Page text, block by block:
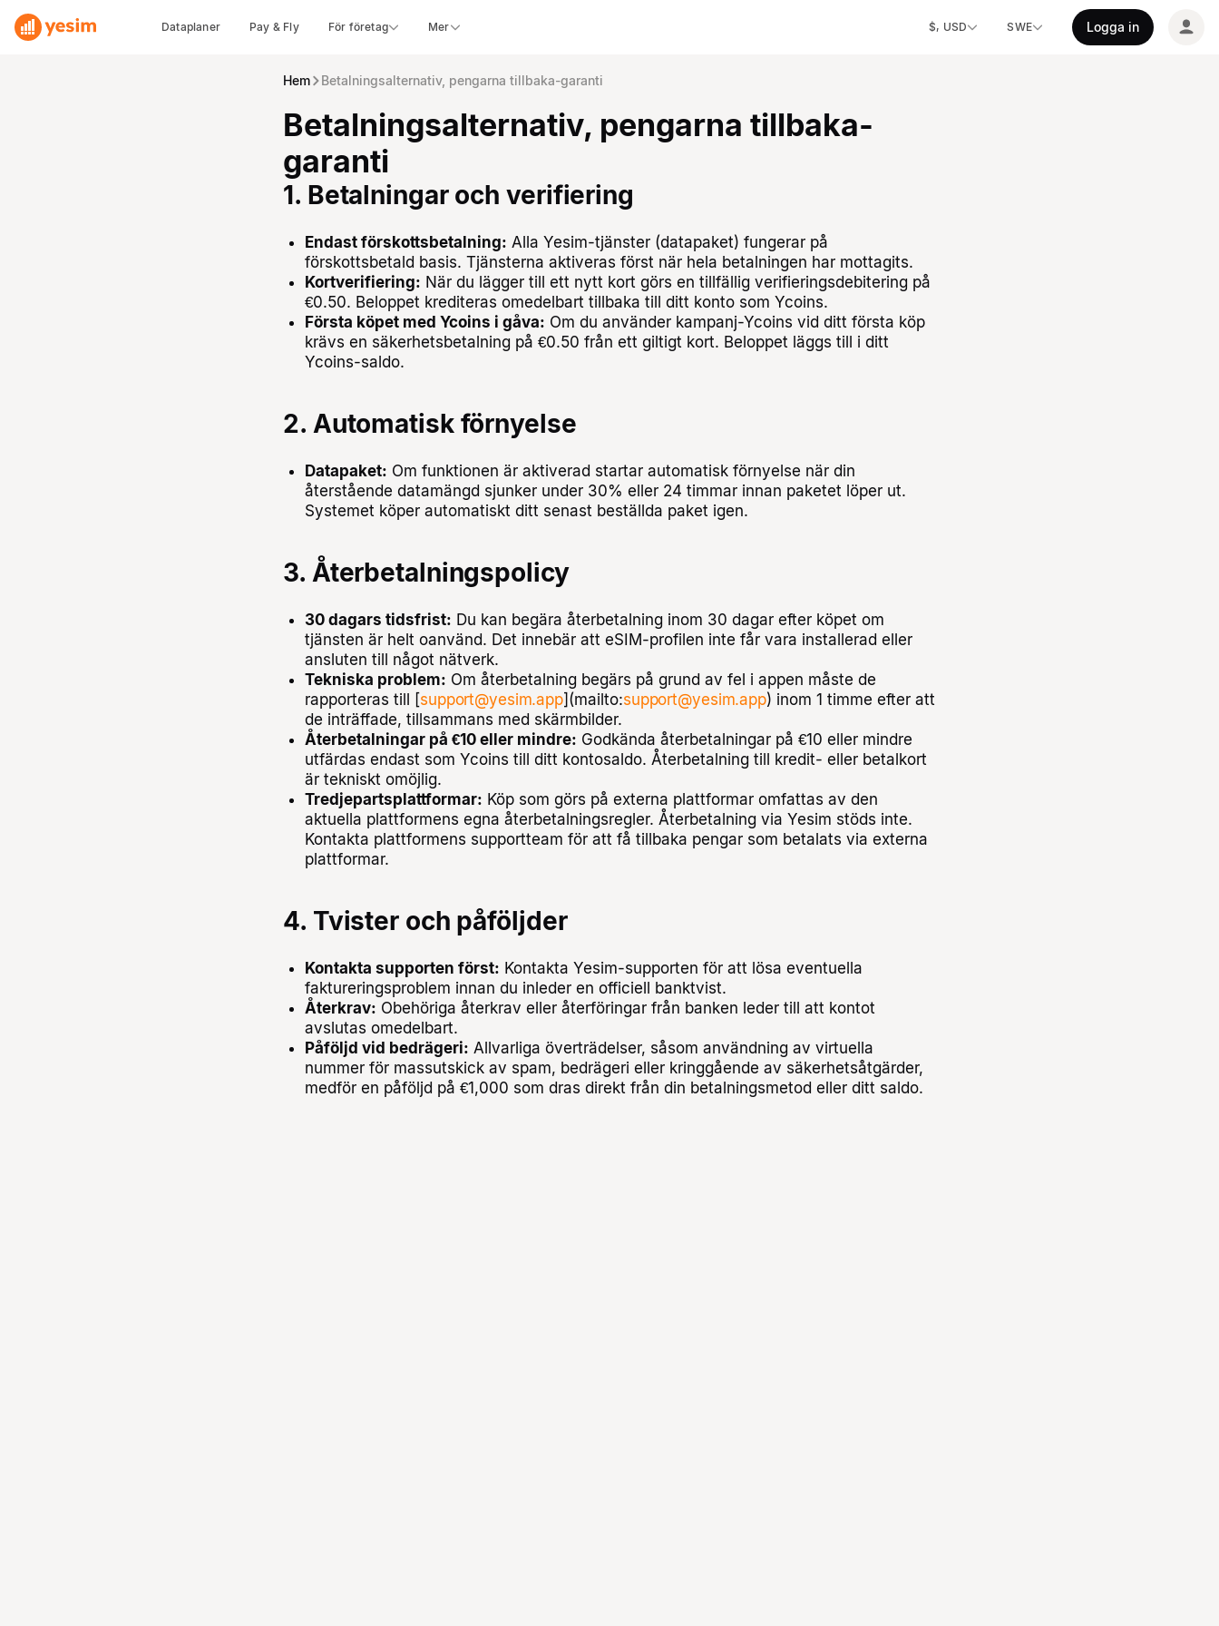
Dataplaner Pay & Fly För företag Mer $, USD SWE Logga in
Hem Betalningsalternativ, pengarna tillbaka-garanti
Betalningsalternativ, pengarna tillbaka-
garanti
1. Betalningar och verifiering
Endast förskottsbetalning: Alla Yesim-tjänster (datapaket) fungerar på
förskottsbetald basis. Tjänsterna aktiveras först när hela betalningen har mottagits.
Kortverifiering: När du lägger till ett nytt kort görs en tillfällig verifieringsdebitering på
€0.50. Beloppet krediteras omedelbart tillbaka till ditt konto som Ycoins.
Första köpet med Ycoins i gåva: Om du använder kampanj-Ycoins vid ditt första köp
krävs en säkerhetsbetalning på €0.50 från ett giltigt kort. Beloppet läggs till i ditt
Ycoins-saldo.
2. Automatisk förnyelse
Datapaket: Om funktionen är aktiverad startar automatisk förnyelse när din
återstående datamängd sjunker under 30% eller 24 timmar innan paketet löper ut.
Systemet köper automatiskt ditt senast beställda paket igen.
3. Återbetalningspolicy
30 dagars tidsfrist: Du kan begära återbetalning inom 30 dagar efter köpet om
tjänsten är helt oanvänd. Det innebär att eSIM-profilen inte får vara installerad eller
ansluten till något nätverk.
Tekniska problem: Om återbetalning begärs på grund av fel i appen måste de
rapporteras till [support@yesim.app](mailto:support@yesim.app) inom 1 timme efter att
de inträffade, tillsammans med skärmbilder.
Återbetalningar på €10 eller mindre: Godkända återbetalningar på €10 eller mindre
utfärdas endast som Ycoins till ditt kontosaldo. Återbetalning till kredit- eller betalkort
är tekniskt omöjlig.
Tredjepartsplattformar: Köp som görs på externa plattformar omfattas av den
aktuella plattformens egna återbetalningsregler. Återbetalning via Yesim stöds inte.
Kontakta plattformens supportteam för att få tillbaka pengar som betalats via externa
plattformar.
4. Tvister och påföljder
Kontakta supporten först: Kontakta Yesim-supporten för att lösa eventuella
faktureringsproblem innan du inleder en officiell banktvist.
Återkrav: Obehöriga återkrav eller återföringar från banken leder till att kontot
avslutas omedelbart.
Påföljd vid bedrägeri: Allvarliga överträdelser, såsom användning av virtuella
nummer för massutskick av spam, bedrägeri eller kringgående av säkerhetsåtgärder,
medför en påföljd på €1,000 som dras direkt från din betalningsmetod eller ditt saldo.